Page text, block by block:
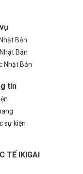
Bản
Bản
Nhật Bản
tin
sự kiện
TẾ IKIGAI